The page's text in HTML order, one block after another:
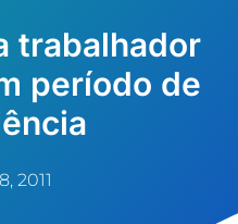
trabalhador
período de
2011